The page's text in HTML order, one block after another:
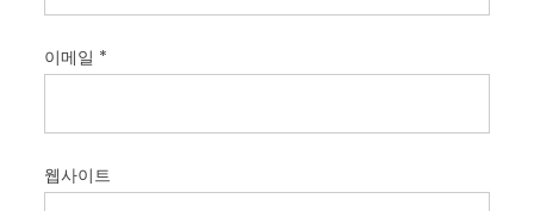
이메일 *
웹사이트